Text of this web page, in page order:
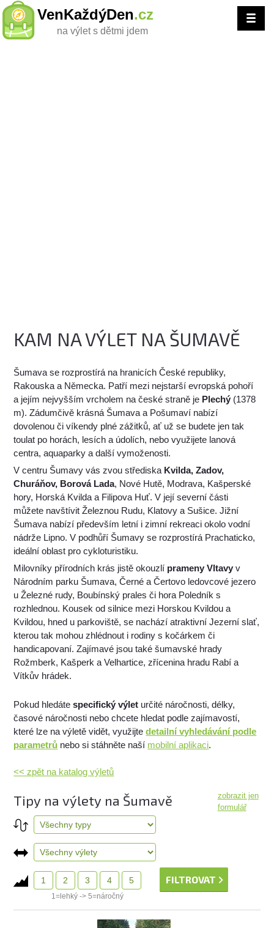
VenKaždýDen.cz
na výlet s dětmi jdem
KAM NA VÝLET NA ŠUMAVĚ
Šumava se rozprostírá na hranicích České republiky,
Rakouska a Německa. Patří mezi nejstarší evropská pohoří
a jejím nejvyšším vrcholem na české straně je Plechý (1378
m). Zádumčivě krásná Šumava a Pošumaví nabízí
dovolenou či víkendy plné zážitků, ať už se budete jen tak
toulat po horách, lesích a údolích, nebo využijete lanová
centra, aquaparky a další vymoženosti.
V centru Šumavy vás zvou střediska Kvilda, Zadov,
Churáňov, Borová Lada, Nové Hutě, Modrava, Kašperské
hory, Horská Kvilda a Filipova Huť. V její severní části
můžete navštívit Železnou Rudu, Klatovy a Sušice. Jižní
Šumava nabízí především letní i zimní rekreaci okolo vodní
nádrže Lipno. V podhůří Šumavy se rozprostírá Prachaticko,
ideální oblast pro cykloturistiku.
Milovníky přírodních krás jistě okouzlí prameny Vltavy v
Národním parku Šumava, Černé a Čertovo ledovcové jezero
u Železné rudy, Boubínský prales či hora Poledník s
rozhlednou. Kousek od silnice mezi Horskou Kvildou a
Kvildou, hned u parkoviště, se nachází atraktivní Jezerní slať,
kterou tak mohou zhlédnout i rodiny s kočárkem či
handicapovaní. Zajímavé jsou také šumavské hrady
Rožmberk, Kašperk a Velhartice, zřícenina hradu Rabí a
Vítkův hrádek.
Pokud hledátespecifický výlet určité náročnosti, délky,
časové náročnosti nebo chcete hledat podle zajímavostí,
které lze na výletě vidět, využijtedetailní vyhledávání podle
parametrů nebo si stáhněte naší mobilní aplikaci.
<< zpět na katalog výletů
zobrazit jen
formulář
Tipy na výlety na Šumavě
1 2 3 4 5
1=lehký -> 5=náročný
FILTROVAT